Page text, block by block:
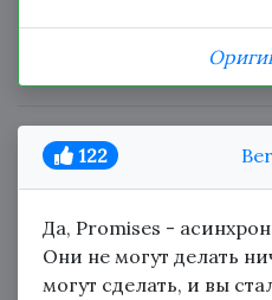
122
Да, Promises -
Они не могут делать
могут сделать, и вы